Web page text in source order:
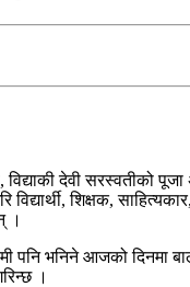
देवी सरस्वतीको पूजा
विद्यार्थी, शिक्षक,
।
पनि भनिने आजको दिनमा
।